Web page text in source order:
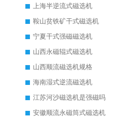
上海半逆流式磁选机
鞍山贫铁矿干式磁选机
宁夏干式强磁磁选机
山西永磁辊式磁选机
山西顺流磁选机规格
海南湿式逆流磁选机
江苏河沙磁选机是强磁吗
安徽顺流永磁筒式磁选机